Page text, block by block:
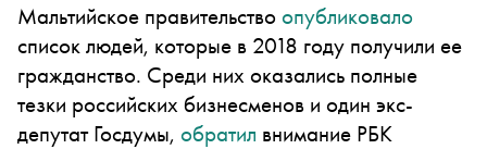
Мальтийское правительствоопубликовало
список людей, которые в 2018 году получили ее
гражданство. Среди них оказались полные
тезки российских бизнесменов и один экс-
депутат Госдумы, обратил внимание РБК